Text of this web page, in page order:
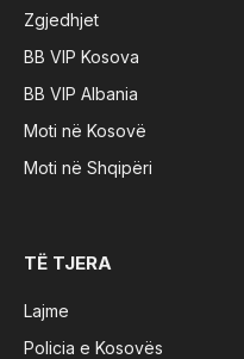
Zgjedhjet
BB VIP Kosova
BB VIP Albania
Moti në Kosovë
Moti në Shqipëri
TË TJERA
Lajme
Policia e Kosovës